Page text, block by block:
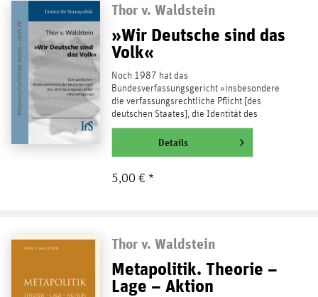
Thor v. Waldstein
»Wir Deutsche sind das
Volk«
Noch 1987 hat das
Bundesverfassungsgericht »insbesondere
die verfassungsrechtliche Pflicht [des
deutschen Staates], die Identität des
deutschen Staatsvolkes zu erhalten«,...
weiterlesenDetails
5,00 € *
Thor v. Waldstein
Metapolitik. Theorie –
Lage – Aktion